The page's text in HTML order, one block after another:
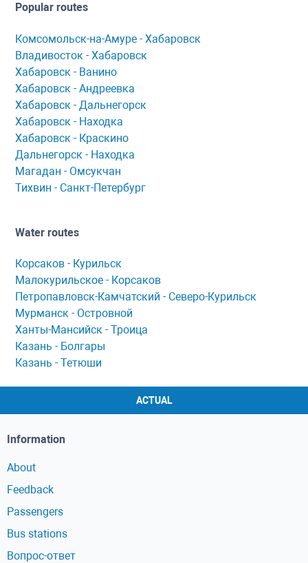
Popular routes
Комсомольск-нa-Амуре - Хaбaровск
Владивосток - Хабаровск
Хaбaровск - Ванино
Хабаровск - Андреевка
Хабаровск - Дальнегорск
Хабаровск - Находка
Хабаровск - Краскино
Дальнегорск - Находка
Мaгaдaн - Омсукчaн
Тихвин - Сaнкт-Петербург
Water routes
Корсaков - Курильск
Мaлокурильское - Корсaков
Петропaвловск-Кaмчaтский - Северо-Курильск
Мурманск - Островной
Ханты-Мансийск - Троица
Казань - Болгары
Казань - Тетюши
ACTUAL
Information
About
Feedback
Passengers
Bus stations
Вопрос-ответ